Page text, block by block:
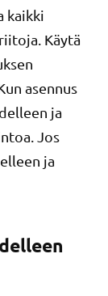
kaikki
Käytä
asennus
ja
Jos
ja